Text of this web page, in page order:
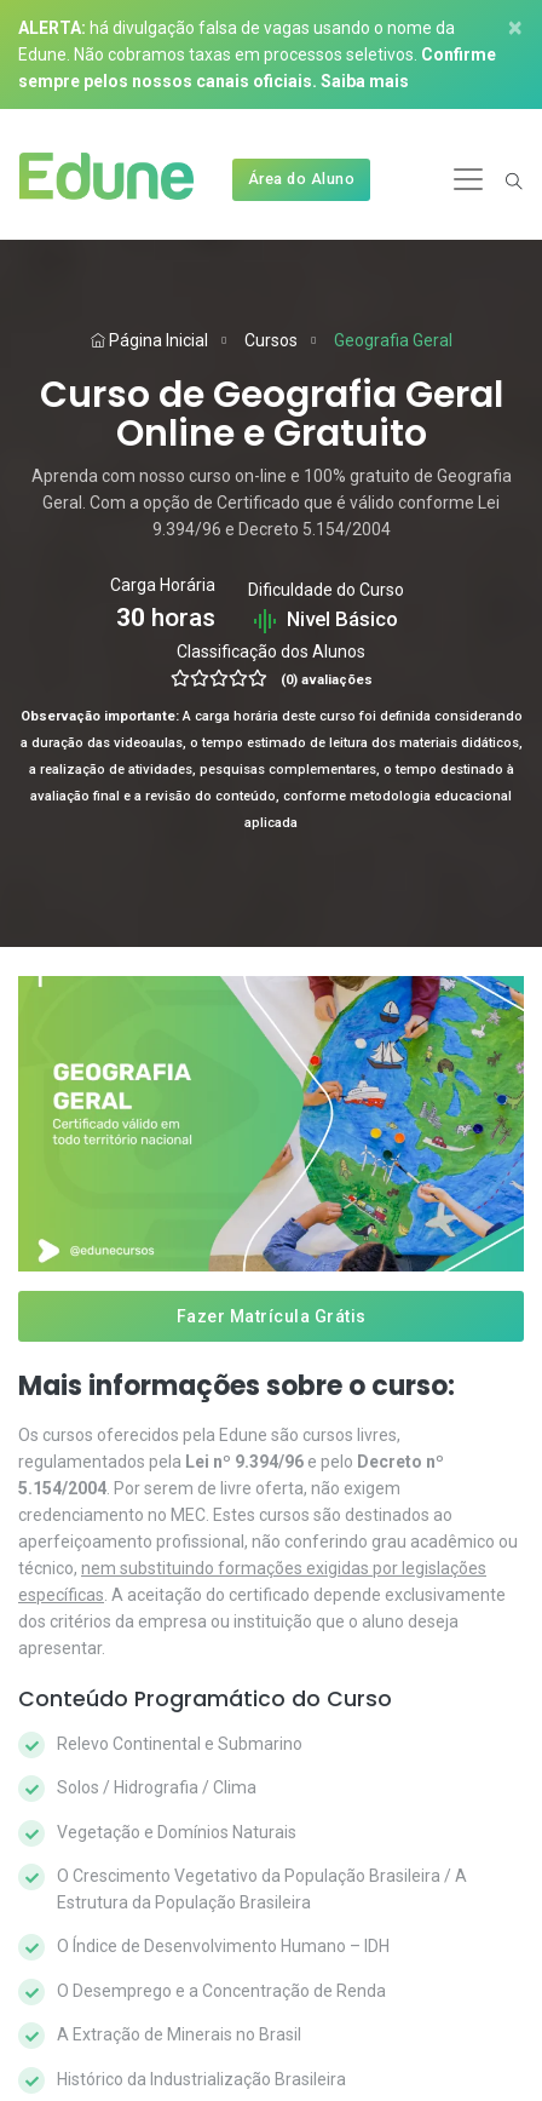
ALERTA: há divulgação falsa de vagas usando o nome da
Edune. Não cobramos taxas em processos seletivos. Confirme
sempre pelos nossos canais oficiais. Saiba mais
×
Área do Aluno
Página Inicial Cursos Geografia Geral
Curso de Geografia Geral
Online e Gratuito
Aprenda com nosso curso on-line e 100% gratuito de Geografia
Geral. Com a opção de Certificado que é válido conforme Lei
9.394/96 e Decreto 5.154/2004
Carga Horária
30 horas
Dificuldade do Curso
Nivel Básico
Classificação dos Alunos
(0) avaliações
Observação importante:A carga horária deste curso foi definida considerando
a duração das videoaulas, o tempo estimado de leitura dos materiais didáticos,
a realização de atividades, pesquisas complementares, o tempo destinado à
avaliação final e a revisão do conteúdo, conforme metodologia educacional
aplicada
Fazer Matrícula Grátis
Mais informações sobre o curso:
Os cursos oferecidos pela Edune são cursos livres,
regulamentados pela Lei nº 9.394/96 e pelo Decreto nº
5.154/2004 . Por serem de livre oferta, não exigem
credenciamento no MEC. Estes cursos são destinados ao
aperfeiçoamento profissional, não conferindo grau acadêmico ou
técnico, nem substituindo formações exigidas por legislações
específicas . A aceitação do certificado depende exclusivamente
dos critérios da empresa ou instituição que o aluno deseja
apresentar.
Conteúdo Programático do Curso
Relevo Continental e Submarino
Solos / Hidrografia / Clima
Vegetação e Domínios Naturais
O Crescimento Vegetativo da População Brasileira / A
Estrutura da População Brasileira
O Índice de Desenvolvimento Humano – IDH
O Desemprego e a Concentração de Renda
A Extração de Minerais no Brasil
Histórico da Industrialização Brasileira